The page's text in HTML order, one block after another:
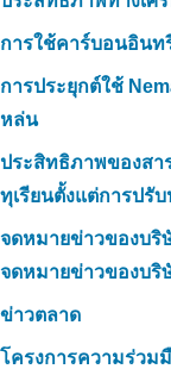
การใช้คาร์บอนอินท
การประยุกต์ใช้
หล่น
ประสิทธิภาพของสา
ทุเรียนตั้งแต่การปรั
จดหมายข่าวของบริ
จดหมายข่าวของบริ
ข่าวตลาด
โครงการความร่วม